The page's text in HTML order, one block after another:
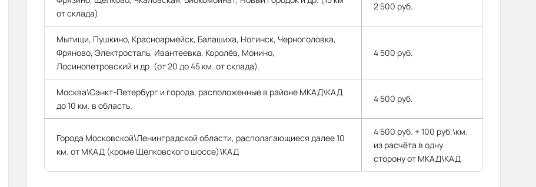
от склада)
2 500 руб.
Мытищи, Пушкино, Красноармейск, Балашиха, Ногинск, Черноголовка,
Фряново, Электросталь, Ивантеевка, Королёв, Монино,
Лосинопетровский и др. (от 20 до 45 км. от склада).
4 500 руб.
Москва\Санкт-Петербург и города, расположенные в районе МКАД\КАД
до 10 км. в область.
4 500 руб.
Города Московской\Ленинградской области, располагающиеся далее 10
км. от МКАД (кроме Щёлковского шоссе)\КАД
4 500 руб. + 100 руб.\км.
из расчёта в одну
сторону от МКАД\КАД